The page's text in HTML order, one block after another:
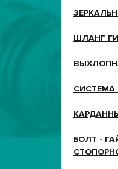
ШЛАНГ
БОЛТ -